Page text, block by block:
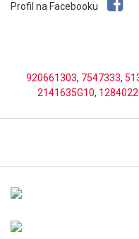
Profil na Facebooku
920661303, 7547333,
2141635G10,